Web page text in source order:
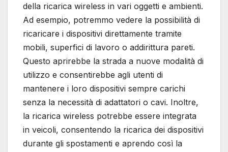
della ricarica wireless in vari oggetti e ambienti.
Ad esempio, potremmo vedere la possibilità di
ricaricare i dispositivi direttamente tramite
mobili, superfici di lavoro o addirittura pareti.
Questo aprirebbe la strada a nuove modalità di
utilizzo e consentirebbe agli utenti di
mantenere i loro dispositivi sempre carichi
senza la necessità di adattatori o cavi. Inoltre,
la ricarica wireless potrebbe essere integrata
in veicoli, consentendo la ricarica dei dispositivi
durante gli spostamenti e aprendo così la